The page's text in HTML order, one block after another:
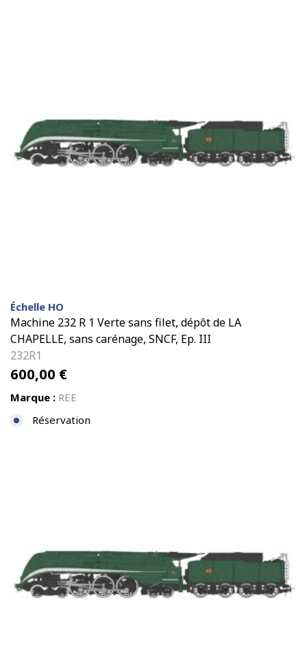
Échelle HO
Machine 232 R 1 Verte sans filet, dépôt de LA
CHAPELLE, sans carénage, SNCF, Ep. III
232R1
600,00 €
Marque : REE
Réservation